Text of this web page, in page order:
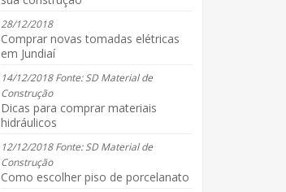
28/12/2018
Comprar novas tomadas elétricas
em Jundiaí
14/12/2018 Fonte: SD Material de
Construção
Dicas para comprar materiais
hidráulicos
12/12/2018 Fonte: SD Material de
Construção
Como escolher piso de porcelanato